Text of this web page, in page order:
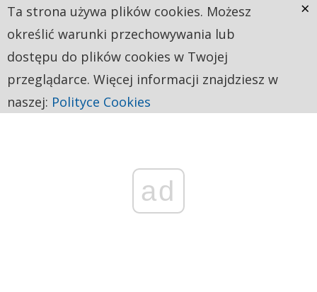
ad
Ta strona używa plików cookies. Możesz
określić warunki przechowywania lub
dostępu do plików cookies w Twojej
przeglądarce. Więcej informacji znajdziesz w
naszej: Polityce Cookies
×